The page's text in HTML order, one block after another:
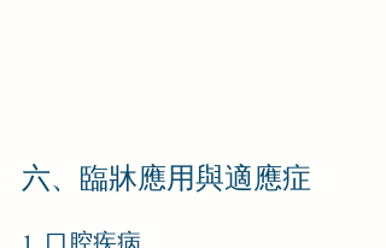
六、臨牀應用與適應症